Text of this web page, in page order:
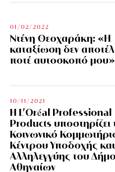
01/02/2022
Ντένη Θεοχαράκη: «Η
καταξίωση δεν
ποτέ αυτοσκοπό μου»
10/11/2021
Η L’Οréal Professional
Products υποστηρίζει
Κοινωνικό
Κέντρου Υποδοχής και
Αλληλεγγύης του
Αθηναίων